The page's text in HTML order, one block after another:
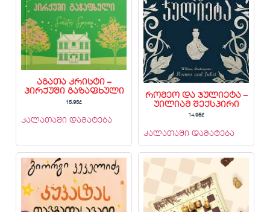
აგათა კრისტი –
პირქუში გაზაფხული
15.95₾
კალათაში დამატება
რომეო და ჯულიეტა –
უილიამ შექსპირი
14.95₾
კალათაში დამატება